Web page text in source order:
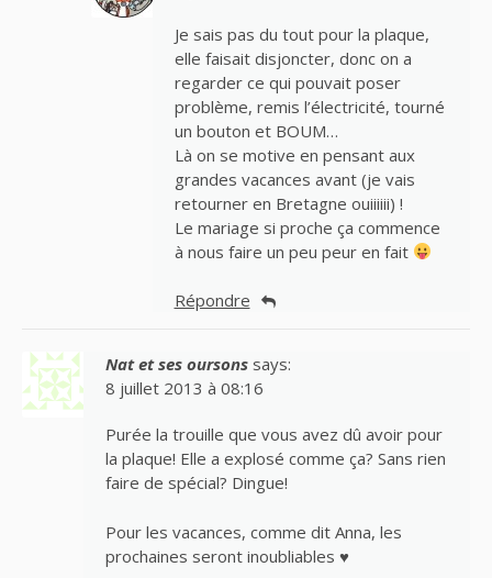
Je sais pas du tout pour la plaque,
elle faisait disjoncter, donc on a
regarder ce qui pouvait poser
problème, remis l’électricité, tourné
un bouton et BOUM…
Là on se motive en pensant aux
grandes vacances avant (je vais
retourner en Bretagne ouiiiiii) !
Le mariage si proche ça commence
à nous faire un peu peur en fait
Répondre
Nat et ses oursons says:
8 juillet 2013 à 08:16
Purée la trouille que vous avez dû avoir pour
la plaque! Elle a explosé comme ça? Sans rien
faire de spécial? Dingue!
Pour les vacances, comme dit Anna, les
prochaines seront inoubliables ♥